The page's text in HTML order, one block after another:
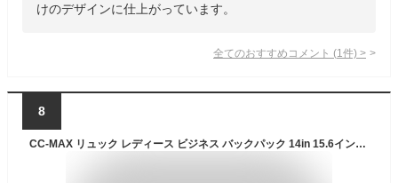
けのデザインに仕上がっています。
全てのおすすめコメント (1 件) >
8
CC-MAX リュック レディース ビジネス バックパック 14in 15.6インチ PC パソコン カジュアル A4 通勤 撥水 軽量 旅行 防犯 ブランド おしゃれ シンプル 防犯ポケット スーツケースにかける可能 大人 CC2304(アプリコット,L)